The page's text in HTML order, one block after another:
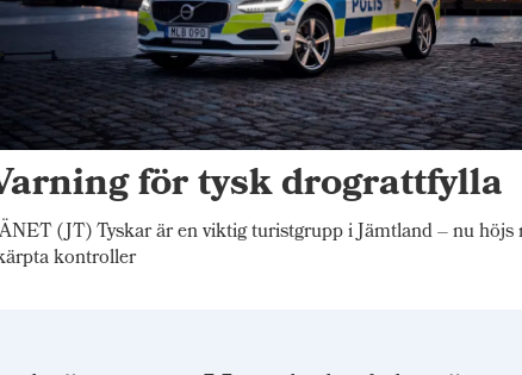
för tysk drograttfylla
(JT) Tyskar är en viktig turistgrupp i Jämtland – nu
kontroller